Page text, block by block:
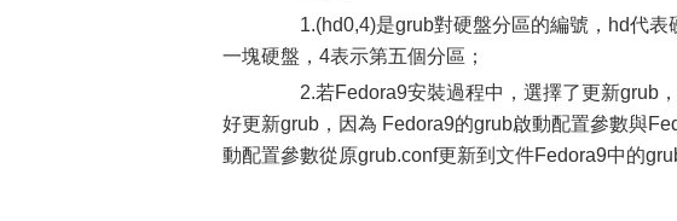
1.(hd0,4)是grub對硬盤分區的編號，hd代表
一塊硬盤，4表示第五個分區；
2.若Fedora9安裝過程中，選擇了更新grub，
好更新grub，因為 Fedora9的grub啟動配置參數與
動配置參數從原grub.conf更新到文件Fedora9中的